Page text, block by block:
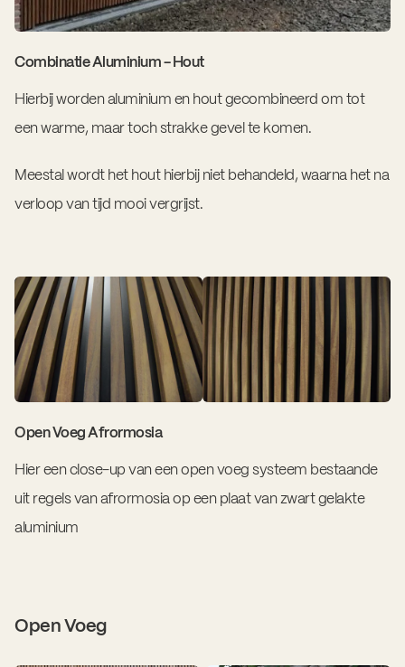
Combinatie Aluminium - Hout
Hierbij worden aluminium en hout gecombineerd om tot
een warme, maar toch strakke gevel te komen.
Meestal wordt het hout hierbij niet behandeld, waarna het na
verloop van tijd mooi vergrijst.
Open Voeg Afrormosia
Hier een close-up van een open voeg systeem bestaande
uit regels van afrormosia op een plaat van zwart gelakte
aluminium
Open Voeg